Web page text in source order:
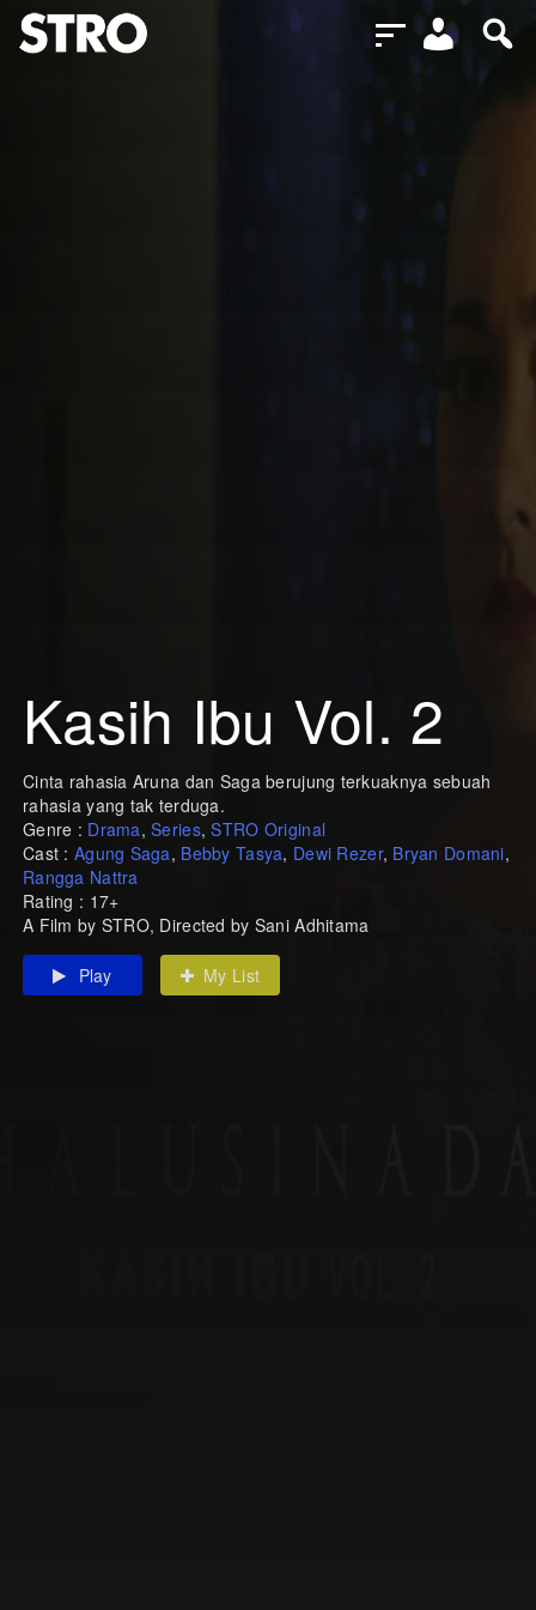
Kasih Ibu Vol. 2
Cinta rahasia Aruna dan Saga berujung terkuaknya sebuah
rahasia yang tak terduga.
Genre : Drama,Series,STRO Original
Cast : Agung Saga, Bebby Tasya, Dewi Rezer, Bryan Domani,
Rangga Nattra
Rating : 17+
A Film by STRO, Directed by Sani Adhitama
Play My List